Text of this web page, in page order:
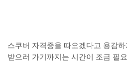
스쿠버 자격증을 따오겠다고 용감
받으러 가기까지는 시간이 조금 필